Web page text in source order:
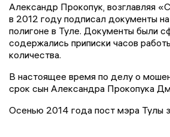
Александр Прокопук, возглавляя
в 2012 году подписал документы
полигоне в Туле. Документы были
содержались приписки часов
количества.
В настоящее время по делу о
срок сын Александра Прокопука
Осенью 2014 года пост мэра Тулы